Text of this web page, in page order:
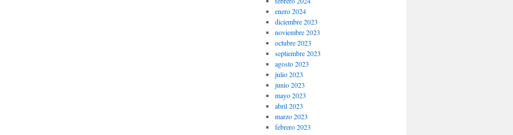
enero 2024
diciembre 2023
noviembre 2023
octubre 2023
septiembre 2023
agosto 2023
julio 2023
junio 2023
mayo 2023
abril 2023
marzo 2023
febrero 2023